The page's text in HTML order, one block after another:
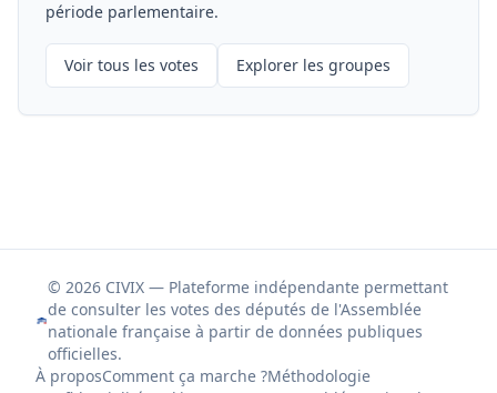
période parlementaire.
Voir tous les votes Explorer les groupes
© 2026 CIVIX — Plateforme indépendante permettant
de consulter les votes des députés de l'Assemblée
nationale française à partir de données publiques
officielles.
À proposComment ça marche ?Méthodologie